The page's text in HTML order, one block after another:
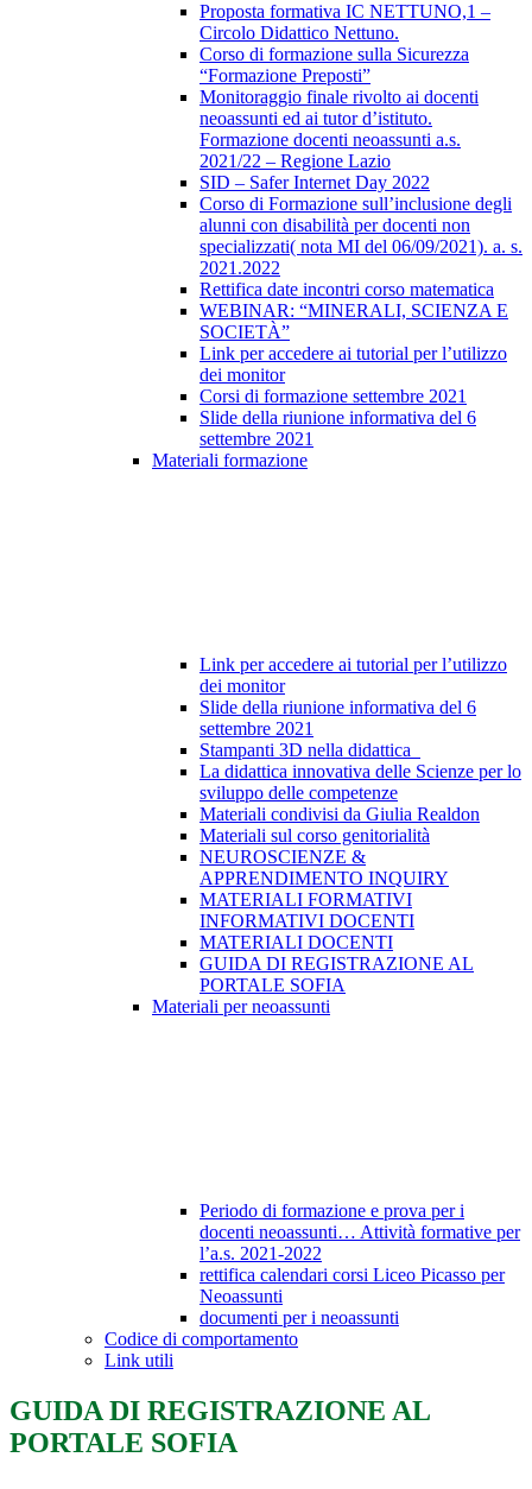
Proposta formativa IC NETTUNO,1 –
Circolo Didattico Nettuno.
Corso di formazione sulla Sicurezza
“Formazione Preposti”
Monitoraggio finale rivolto ai docenti
neoassunti ed ai tutor d’istituto.
Formazione docenti neoassunti a.s.
2021/22 – Regione Lazio
SID – Safer Internet Day 2022
Corso di Formazione sull’inclusione degli
alunni con disabilità per docenti non
specializzati( nota MI del 06/09/2021). a. s.
2021.2022
Rettifica date incontri corso matematica
WEBINAR: “MINERALI, SCIENZA E
SOCIETÀ”
Link per accedere ai tutorial per l’utilizzo
dei monitor
Corsi di formazione settembre 2021
Slide della riunione informativa del 6
settembre 2021
Materiali formazione
Link per accedere ai tutorial per l’utilizzo
dei monitor
Slide della riunione informativa del 6
settembre 2021
Stampanti 3D nella didattica
La didattica innovativa delle Scienze per lo
sviluppo delle competenze
Materiali condivisi da Giulia Realdon
Materiali sul corso genitorialità
NEUROSCIENZE &
APPRENDIMENTO INQUIRY
MATERIALI FORMATIVI
INFORMATIVI DOCENTI
MATERIALI DOCENTI
GUIDA DI REGISTRAZIONE AL
PORTALE SOFIA
Materiali per neoassunti
Periodo di formazione e prova per i
docenti neoassunti… Attività formative per
l’a.s. 2021-2022
rettifica calendari corsi Liceo Picasso per
Neoassunti
documenti per i neoassunti
Codice di comportamento
Link utili
GUIDA DI REGISTRAZIONE AL
PORTALE SOFIA